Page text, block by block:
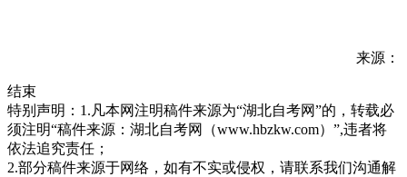
来源：
结束
特别声明：1.凡本网注明稿件来源为“湖北自考网”的，转载必
须注明“稿件来源：湖北自考网（www.hbzkw.com）”,违者将
依法追究责任；
2.部分稿件来源于网络，如有不实或侵权，请联系我们沟通解